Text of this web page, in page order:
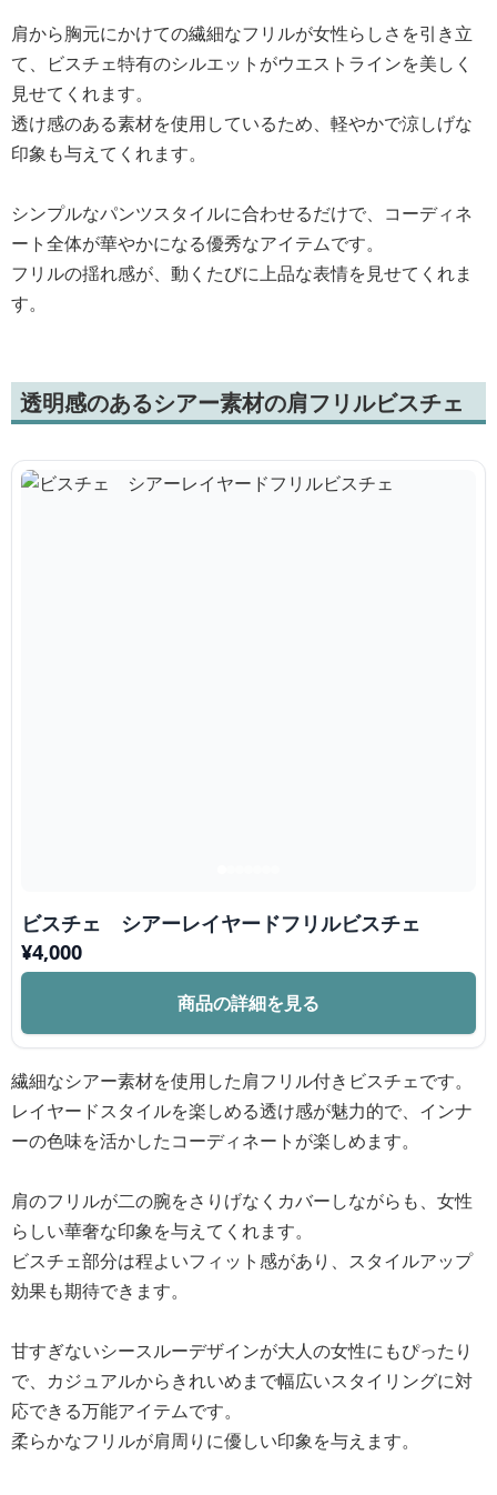
肩から胸元にかけての繊細なフリルが女性らしさを引き立
て、ビスチェ特有のシルエットがウエストラインを美しく
見せてくれます。
透け感のある素材を使用しているため、軽やかで涼しげな
印象も与えてくれます。
シンプルなパンツスタイルに合わせるだけで、コーディネ
ート全体が華やかになる優秀なアイテムです。
フリルの揺れ感が、動くたびに上品な表情を見せてくれま
す。
透明感のあるシアー素材の肩フリルビスチェ
ビスチェ シアーレイヤードフリルビスチェ
¥4,000
商品の詳細を見る
繊細なシアー素材を使用した肩フリル付きビスチェです。
レイヤードスタイルを楽しめる透け感が魅力的で、インナ
ーの色味を活かしたコーディネートが楽しめます。
肩のフリルが二の腕をさりげなくカバーしながらも、女性
らしい華奢な印象を与えてくれます。
ビスチェ部分は程よいフィット感があり、スタイルアップ
効果も期待できます。
甘すぎないシースルーデザインが大人の女性にもぴったり
で、カジュアルからきれいめまで幅広いスタイリングに対
応できる万能アイテムです。
柔らかなフリルが肩周りに優しい印象を与えます。